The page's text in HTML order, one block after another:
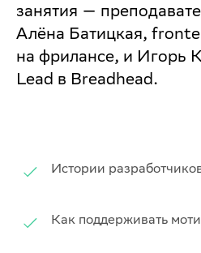
занятия —
Алёна Батицкая,
на фрилансе, и Игорь
Lead в Breadhead.
Истории
Как поддерживать